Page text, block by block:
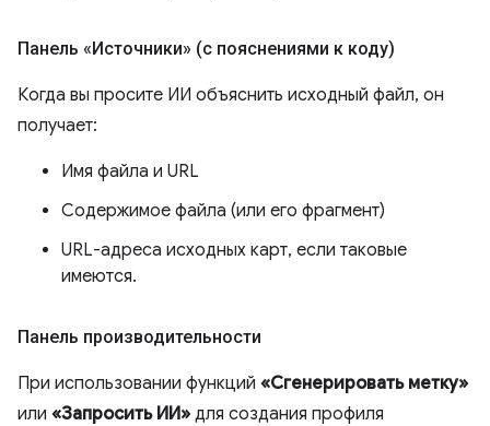
Панель «Источники» (с пояснениями к коду)
Когда вы просите ИИ объяснить исходный файл, он
получает:
Имя файла и URL
Содержимое файла (или его фрагмент)
URL-адреса исходных карт, если таковые
имеются.
Панель производительности
При использовании функций «Сгенерировать метку»
или «Запросить ИИ» для создания профиля